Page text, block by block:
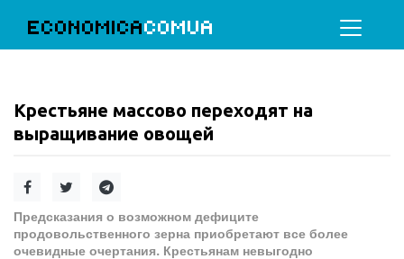
ECONOMICACOMUA
Крестьяне массово переходят на
выращивание овощей
Предсказания о возможном дефиците
продовольственного зерна приобретают все более
очевидные очертания. Крестьянам невыгодно